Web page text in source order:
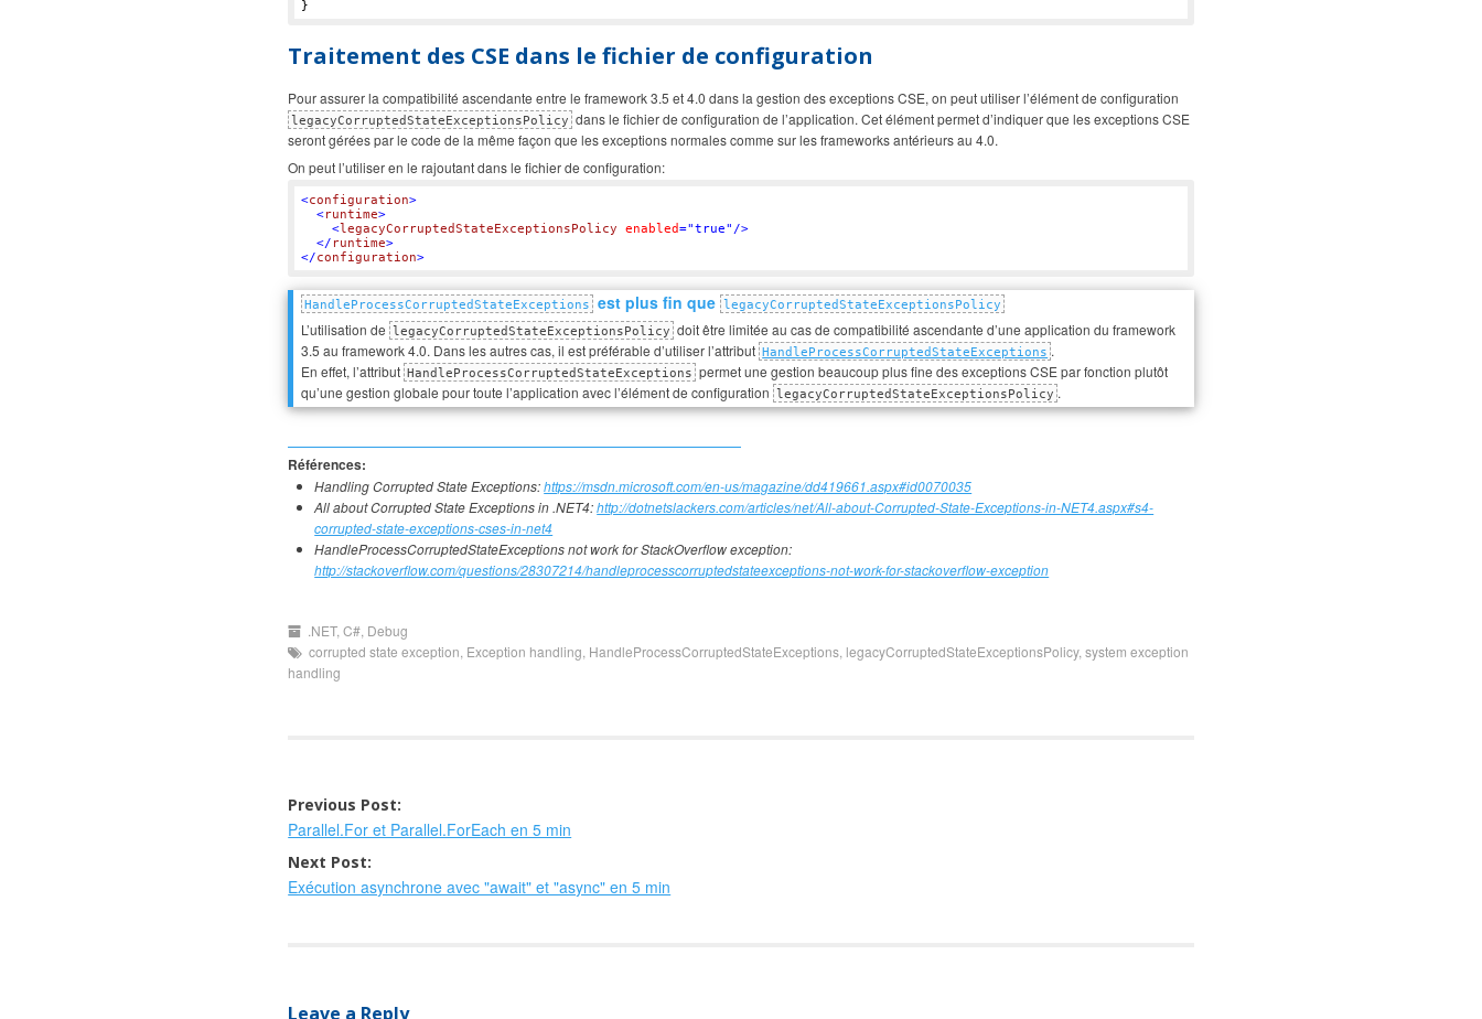
Traitement des CSE dans le fichier de configuration
Pour assurer la compatibilité ascendante entre le framework 3.5 et 4.0 dans la gestion des exceptions CSE, on peut utiliser l’élément de configuration
legacyCorruptedStateExceptionsPolicy dans le fichier de configuration de l’application. Cet élément permet d’indiquer que les exceptions CSE
seront gérées par le code de la même façon que les exceptions normales comme sur les frameworks antérieurs au 4.0.
On peut l’utiliser en le rajoutant dans le fichier de configuration:
<configuration>
<runtime>
<legacyCorruptedStateExceptionsPolicy enabled="true" />
</ runtime>
</configuration>
HandleProcessCorruptedStateExceptions est plus fin que legacyCorruptedStateExceptionsPolicy
L’utilisation de legacyCorruptedStateExceptionsPolicy doit être limitée au cas de compatibilité ascendante d’une application du framework
3.5 au framework 4.0. Dans les autres cas, il est préférable d’utiliser l’attribut HandleProcessCorruptedStateExceptions .
En effet, l’attribut HandleProcessCorruptedStateExceptions permet une gestion beaucoup plus fine des exceptions CSE par fonction plutôt
qu’une gestion globale pour toute l’application avec l’élément de configuration legacyCorruptedStateExceptionsPolicy .
Références:
Handling Corrupted State Exceptions:https://msdn.microsoft.com/en-us/magazine/dd419661.aspx#id0070035
All about Corrupted State Exceptions in .NET4:http://dotnetslackers.com/articles/net/All-about-Corrupted-State-Exceptions-in-NET4.aspx#s4-
corrupted-state-exceptions-cses-in-net4
HandleProcessCorruptedStateExceptions not work for StackOverflow exception:
http://stackoverflow.com/questions/28307214/handleprocesscorruptedstateexceptions-not-work-for-stackoverflow-exception
.NET,C# Debug
corrupted state exception Exception handling HandleProcessCorruptedStateExceptions legacyCorruptedStateExceptionsPolicy,system exception
handling
Post
navigation
Previous Post:
Parallel.For et Parallel.ForEach en 5 min
Next Post:
Exécution asynchrone avec "await" et "async" en 5 min
Leave a Reply